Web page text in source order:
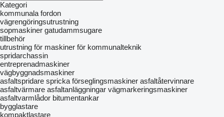
Kategori
kommunala fordon
vägrengöringsutrustning
sopmaskiner gatudammsugare
tillbehör
utrustning för maskiner för kommunalteknik
spridarchassin
entreprenadmaskiner
vägbyggnadsmaskiner
asfaltspridare spricka förseglingsmaskiner asfaltåtervinnare
asfaltvärmare asfaltanläggningar vägmarkeringsmaskiner
asfaltvarmlådor bitumentankar
bygglastare
kompaktlastare